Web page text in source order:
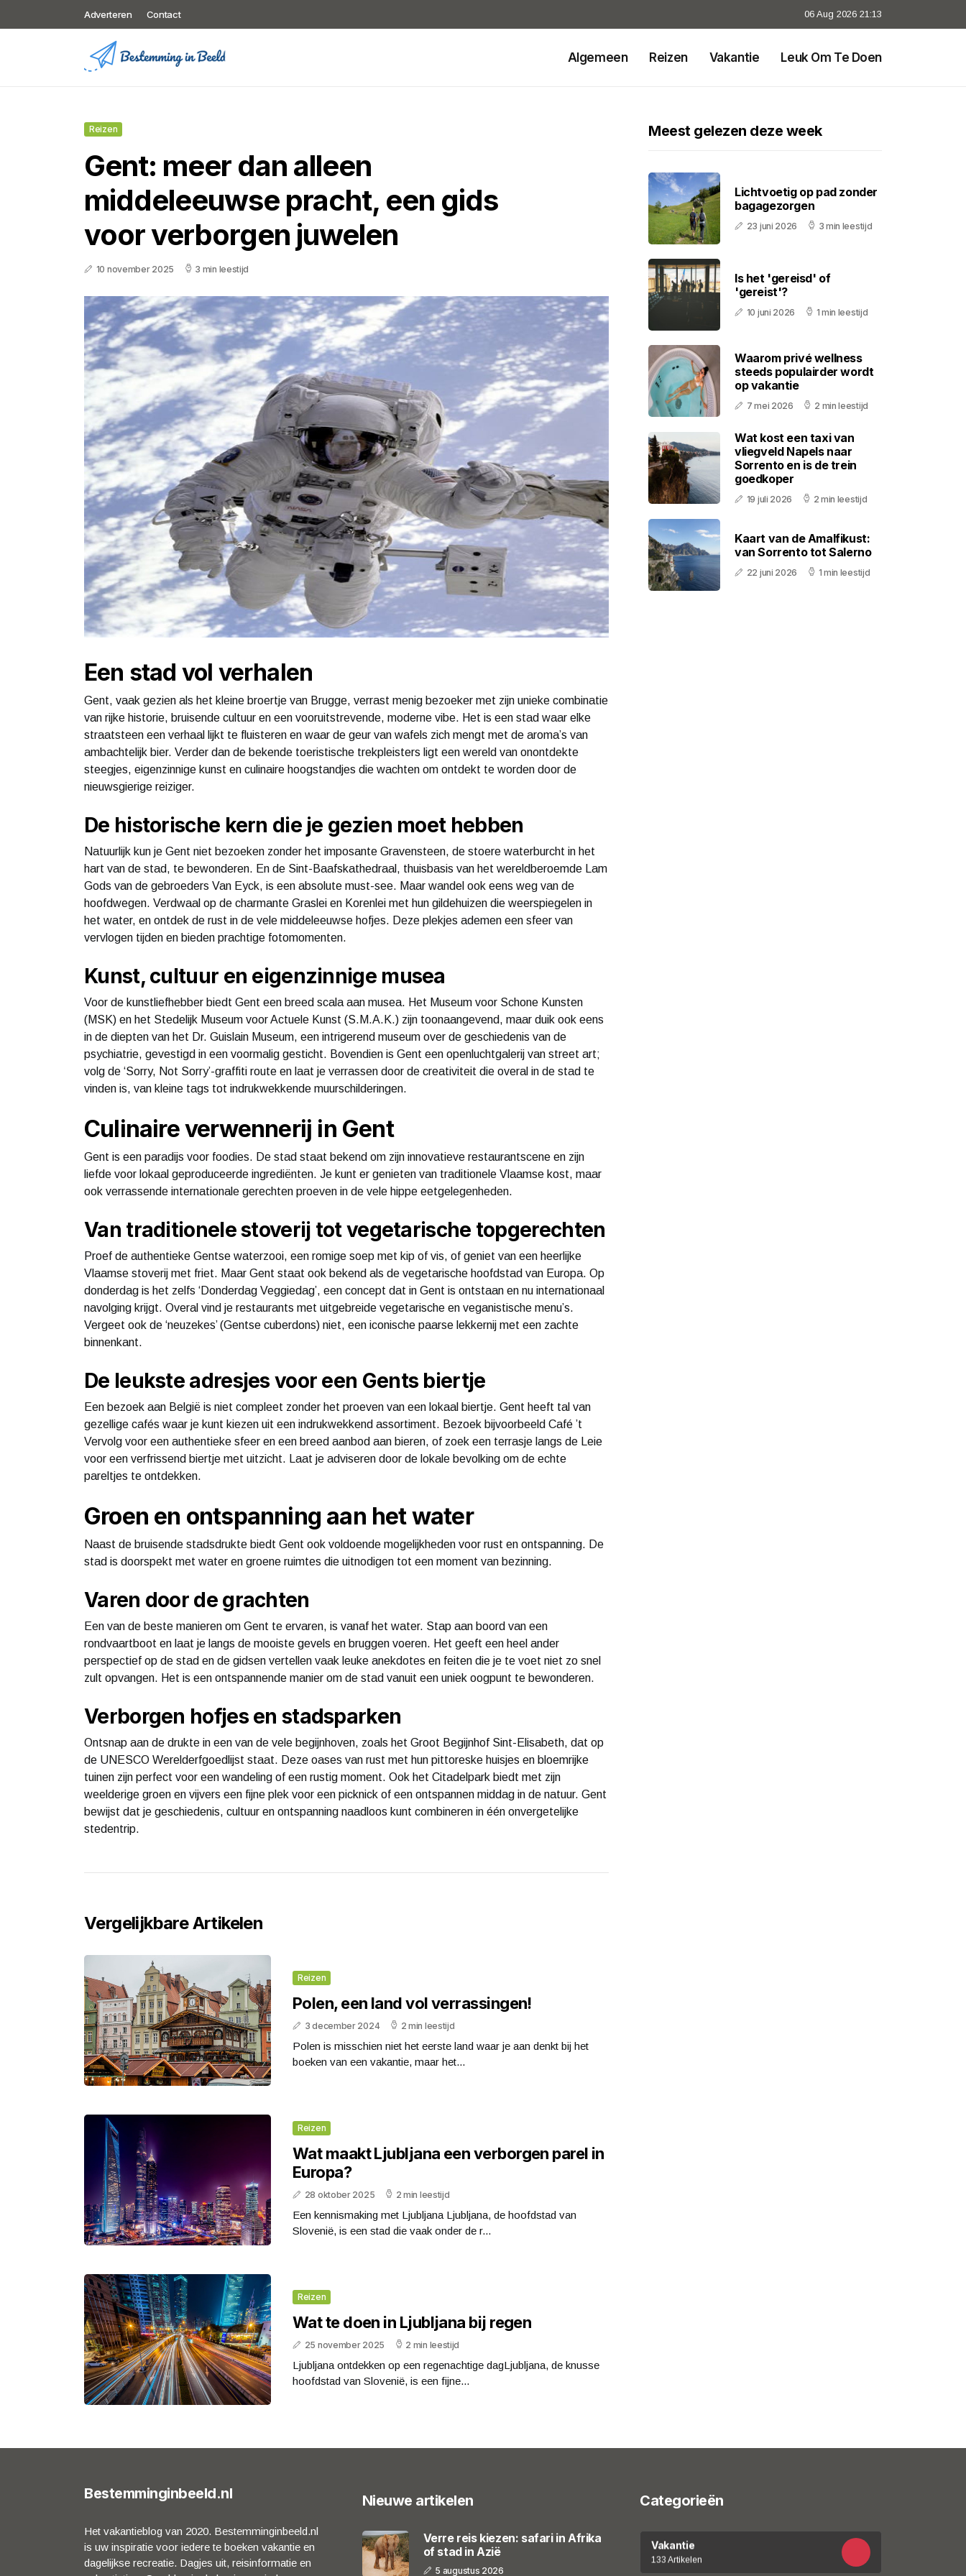
Adverteren Contact 06 Aug 2026 21:13
Algemeen Reizen Vakantie Leuk Om Te Doen
Reizen
Gent: meer dan alleen
middeleeuwse pracht, een gids
voor verborgen juwelen
10 november 2025 3 min leestijd
Een stad vol verhalen
Gent, vaak gezien als het kleine broertje van Brugge, verrast menig bezoeker met zijn unieke combinatie
van rijke historie, bruisende cultuur en een vooruitstrevende, moderne vibe. Het is een stad waar elke
straatsteen een verhaal lijkt te fluisteren en waar de geur van wafels zich mengt met de aroma’s van
ambachtelijk bier. Verder dan de bekende toeristische trekpleisters ligt een wereld van onontdekte
steegjes, eigenzinnige kunst en culinaire hoogstandjes die wachten om ontdekt te worden door de
nieuwsgierige reiziger.
De historische kern die je gezien moet hebben
Natuurlijk kun je Gent niet bezoeken zonder het imposante Gravensteen, de stoere waterburcht in het
hart van de stad, te bewonderen. En de Sint-Baafskathedraal, thuisbasis van het wereldberoemde Lam
Gods van de gebroeders Van Eyck, is een absolute must-see. Maar wandel ook eens weg van de
hoofdwegen. Verdwaal op de charmante Graslei en Korenlei met hun gildehuizen die weerspiegelen in
het water, en ontdek de rust in de vele middeleeuwse hofjes. Deze plekjes ademen een sfeer van
vervlogen tijden en bieden prachtige fotomomenten.
Kunst, cultuur en eigenzinnige musea
Voor de kunstliefhebber biedt Gent een breed scala aan musea. Het Museum voor Schone Kunsten
(MSK) en het Stedelijk Museum voor Actuele Kunst (S.M.A.K.) zijn toonaangevend, maar duik ook eens
in de diepten van het Dr. Guislain Museum, een intrigerend museum over de geschiedenis van de
psychiatrie, gevestigd in een voormalig gesticht. Bovendien is Gent een openluchtgalerij van street art;
volg de ‘Sorry, Not Sorry’-graffiti route en laat je verrassen door de creativiteit die overal in de stad te
vinden is, van kleine tags tot indrukwekkende muurschilderingen.
Culinaire verwennerij in Gent
Gent is een paradijs voor foodies. De stad staat bekend om zijn innovatieve restaurantscene en zijn
liefde voor lokaal geproduceerde ingrediënten. Je kunt er genieten van traditionele Vlaamse kost, maar
ook verrassende internationale gerechten proeven in de vele hippe eetgelegenheden.
Van traditionele stoverij tot vegetarische topgerechten
Proef de authentieke Gentse waterzooi, een romige soep met kip of vis, of geniet van een heerlijke
Vlaamse stoverij met friet. Maar Gent staat ook bekend als de vegetarische hoofdstad van Europa. Op
donderdag is het zelfs ‘Donderdag Veggiedag’, een concept dat in Gent is ontstaan en nu internationaal
navolging krijgt. Overal vind je restaurants met uitgebreide vegetarische en veganistische menu’s.
Vergeet ook de ‘neuzekes’ (Gentse cuberdons) niet, een iconische paarse lekkernij met een zachte
binnenkant.
De leukste adresjes voor een Gents biertje
Een bezoek aan België is niet compleet zonder het proeven van een lokaal biertje. Gent heeft tal van
gezellige cafés waar je kunt kiezen uit een indrukwekkend assortiment. Bezoek bijvoorbeeld Café ’t
Vervolg voor een authentieke sfeer en een breed aanbod aan bieren, of zoek een terrasje langs de Leie
voor een verfrissend biertje met uitzicht. Laat je adviseren door de lokale bevolking om de echte
pareltjes te ontdekken.
Groen en ontspanning aan het water
Naast de bruisende stadsdrukte biedt Gent ook voldoende mogelijkheden voor rust en ontspanning. De
stad is doorspekt met water en groene ruimtes die uitnodigen tot een moment van bezinning.
Varen door de grachten
Een van de beste manieren om Gent te ervaren, is vanaf het water. Stap aan boord van een
rondvaartboot en laat je langs de mooiste gevels en bruggen voeren. Het geeft een heel ander
perspectief op de stad en de gidsen vertellen vaak leuke anekdotes en feiten die je te voet niet zo snel
zult opvangen. Het is een ontspannende manier om de stad vanuit een uniek oogpunt te bewonderen.
Verborgen hofjes en stadsparken
Ontsnap aan de drukte in een van de vele begijnhoven, zoals het Groot Begijnhof Sint-Elisabeth, dat op
de UNESCO Werelderfgoedlijst staat. Deze oases van rust met hun pittoreske huisjes en bloemrijke
tuinen zijn perfect voor een wandeling of een rustig moment. Ook het Citadelpark biedt met zijn
weelderige groen en vijvers een fijne plek voor een picknick of een ontspannen middag in de natuur. Gent
bewijst dat je geschiedenis, cultuur en ontspanning naadloos kunt combineren in één onvergetelijke
stedentrip.
Vergelijkbare Artikelen
Reizen
Polen, een land vol verrassingen!
3 december 2024 2 min leestijd
Polen is misschien niet het eerste land waar je aan denkt bij het
boeken van een vakantie, maar het...
Reizen
Wat maakt Ljubljana een verborgen parel in
Europa?
28 oktober 2025 2 min leestijd
Een kennismaking met Ljubljana Ljubljana, de hoofdstad van
Slovenië, is een stad die vaak onder de r...
Reizen
Wat te doen in Ljubljana bij regen
25 november 2025 2 min leestijd
Ljubljana ontdekken op een regenachtige dagLjubljana, de knusse
hoofdstad van Slovenië, is een fijne...
Meest gelezen deze week
Lichtvoetig op pad zonder
bagagezorgen
23 juni 2026 3 min leestijd
Is het 'gereisd' of
'gereist'?
10 juni 2026 1 min leestijd
Waarom privé wellness
steeds populairder wordt
op vakantie
7 mei 2026 2 min leestijd
Wat kost een taxi van
vliegveld Napels naar
Sorrento en is de trein
goedkoper
19 juli 2026 2 min leestijd
Kaart van de Amalfikust:
van Sorrento tot Salerno
22 juni 2026 1 min leestijd
Bestemminginbeeld.nl
Het vakantieblog van 2020. Bestemminginbeeld.nl
is uw inspiratie voor iedere te boeken vakantie en
dagelijkse recreatie. Dagjes uit, reisinformatie en
Nieuwe artikelen
Verre reis kiezen: safari in Afrika
of stad in Azië
5 augustus 2026
Categorieën
Vakantie
133 Artikelen